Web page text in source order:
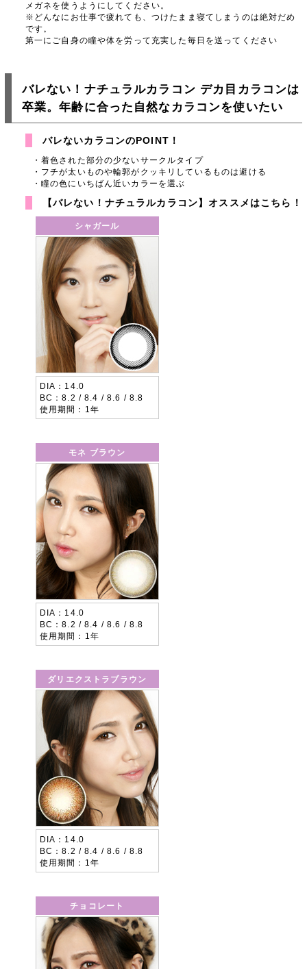
メガネを使うようにしてください。
※どんなにお仕事で疲れても、つけたまま寝てしまうのは絶対だめ
です。
第一にご自身の瞳や体を労って充実した毎日を送ってください
バレない！ナチュラルカラコン デカ目カラコンは
卒業。年齢に合った自然なカラコンを使いたい
バレないカラコンのPOINT！
着色された部分の少ないサークルタイプ
フチが太いものや輪郭がクッキリしているものは避ける
瞳の色にいちばん近いカラーを選ぶ
【バレない！ナチュラルカラコン】オススメはこちら！
シャガール
DIA
14.0
BC
8.2 / 8.4 / 8.6 / 8.8
使用期間
1年
モネ ブラウン
DIA
14.0
BC
8.2 / 8.4 / 8.6 / 8.8
使用期間
1年
ダリエクストラブラウン
DIA
14.0
BC
8.2 / 8.4 / 8.6 / 8.8
使用期間
1年
チョコレート